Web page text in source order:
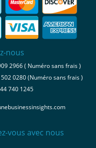
nous
2966 ( Numéro sans frais )
0280 (Numéro sans frais )
740 1245
vous avec nous